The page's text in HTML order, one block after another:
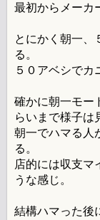
最初からメーカ
とにかく朝一、
る。
５０アベシでカ
確かに朝一モー
らいまで様子は
朝一でハマる人
る。
店的には収支マ
うな感じ。
結構ハマった後